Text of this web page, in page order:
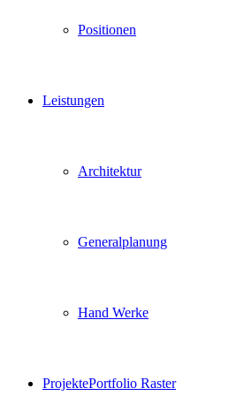
Positionen
Leistungen
Architektur
Generalplanung
Hand Werke
ProjektePortfolio Raster